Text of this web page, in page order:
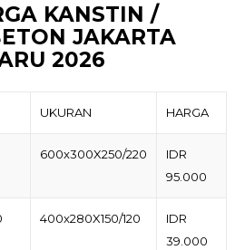
KANSTIN /
JAKARTA
2026
UKURAN HARGA
600x300X250/220
IDR
95.000
400x280X150/120
IDR
39.000